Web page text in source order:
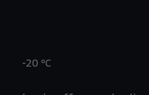
-20 °C